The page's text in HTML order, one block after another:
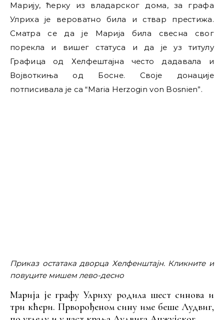
Марију, ћерку из владарског дома, за графа
Улриха је вероватно била и ствар престижа.
Сматра се да је Марија била свесна свог
порекла и вишег статуса и да је уз титулу
Графица од Хелфештајна често дадавала и
Војвоткиња од Босне. Своје донације
потписивала је са “Maria Herzogin von Bosnien”.
Приказ остатака дворца Хелфенштајн. Кликните и
повуците мишем лево-десно
Марија је графу Улриху родила шест синова и
три кћери. Прворођеном сину име беше Лудвиг,